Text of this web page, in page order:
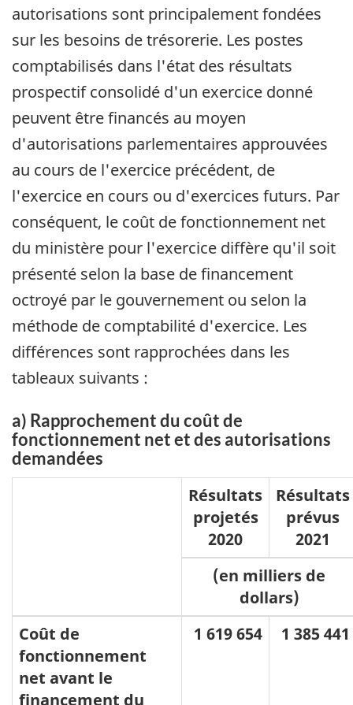
autorisations sont principalement fondées
sur les besoins de trésorerie. Les postes
comptabilisés dans l'état des résultats
prospectif consolidé d'un exercice donné
peuvent être financés au moyen
d'autorisations parlementaires approuvées
au cours de l'exercice précédent, de
l'exercice en cours ou d'exercices futurs. Par
conséquent, le coût de fonctionnement net
du ministère pour l'exercice diffère qu'il soit
présenté selon la base de financement
octroyé par le gouvernement ou selon la
méthode de comptabilité d'exercice. Les
différences sont rapprochées dans les
tableaux suivants :
a) Rapprochement du coût de
fonctionnement net et des autorisations
demandées
Résultats
projetés
2020
Résultats
prévus
2021
(en milliers de
dollars)
Coût de
fonctionnement
net avant le
financement du
1 619 654 1 385 441